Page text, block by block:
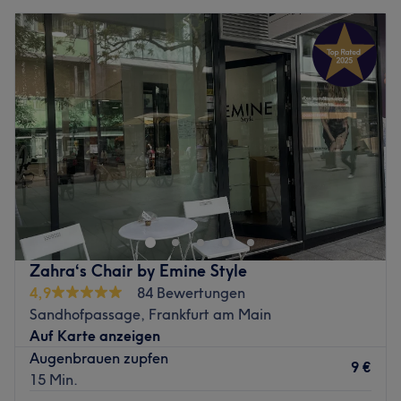
behandelt und verschönert. Das gesamte Team freut sich
auf dich!
Zurück zur Salonansicht
Dienstag
10:00–20:00
Mittwoch
10:00 –20:00
Donnerstag
10:00 –20:00
Freitag
10:00–20:00
Samstag
09:00–16:00
Sonntag
Geschlossen
Willkommen bei LA Skinaesthetics – deinem Rückzugsort
für exklusive Hautpflege und echtes Wohlbefinden. Mit
modernster Lasertechnologie und hochwertigen
Dermalogica®-Produkten schafft das Studio eine
Atmosphäre, in der deine Haut sichtbar zum strahlen
gebracht wird und du dich rundum wohl fühlst. Ob
Gesichtsbehandlung, dauerhafte Haarentfernung oder
Spezialpflege – jede Anwendung wird individuell auf
deine Bedürfnisse abgestimmt. Genieße echte
Entspannung, professionelle Behandlungen und spürbare
Ergebnisse.
Zahra‘s Chair by Emine Style
4,9
84 Bewertungen
Sandhofpassage, Frankfurt am Main
Auf Karte anzeigen
Augenbrauen zupfen
15 Min.
9 €